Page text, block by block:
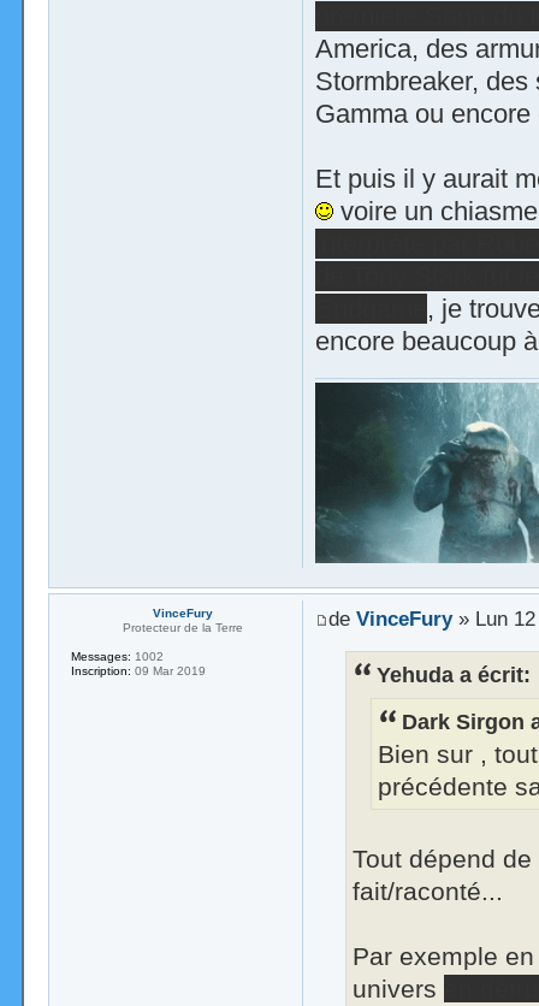
America, des
Stormbreaker,
Gamma ou
Et puis il y aurait
voire un
, je
encore beaucoup
de VinceFury» Lun 12
Yehuda a écrit:
Dark Sirgon
Bien sur ,
précédente
Tout dépend
fait/raconté...
Par exemple
univers
VinceFury
Protecteur de la Terre
Messages: 1002
Inscription: 09 Mar 2019